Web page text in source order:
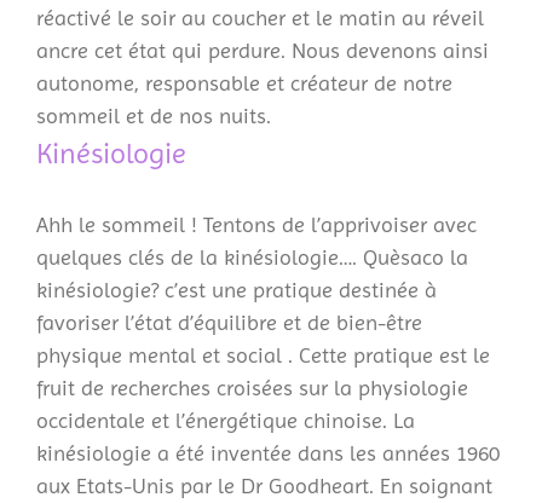
réactivé le soir au coucher et le matin au réveil
ancre cet état qui perdure. Nous devenons ainsi
autonome, responsable et créateur de notre
sommeil et de nos nuits.
Kinésiologie
Ahh le sommeil ! Tentons de l’apprivoiser avec
quelques clés de la kinésiologie…. Quèsaco la
kinésiologie? c’est une pratique destinée à
favoriser l’état d’équilibre et de bien-être
physique mental et social . Cette pratique est le
fruit de recherches croisées sur la physiologie
occidentale et l’énergétique chinoise. La
kinésiologie a été inventée dans les années 1960
aux Etats-Unis par le Dr Goodheart. En soignant